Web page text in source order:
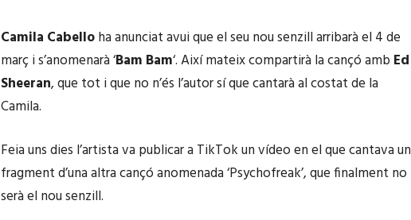
Camila Cabelloha anunciat avui que el seu nou senzill arribarà el 4 de
març i s’anomenarà ‘Bam Bam‘. Així mateix compartirà la cançó amb Ed
Sheeran, que tot i que no n’és l’autor sí que cantarà al costat de la
Camila.
Feia uns dies l’artista va publicar a TikTok un vídeo en el que cantava un
fragment d’una altra cançó anomenada ‘Psychofreak’, que finalment no
serà el nou senzill.